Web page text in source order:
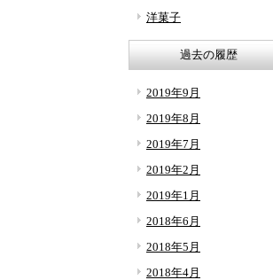
洋菓子
過去の履歴
2019年9月
2019年8月
2019年7月
2019年2月
2019年1月
2018年6月
2018年5月
2018年4月